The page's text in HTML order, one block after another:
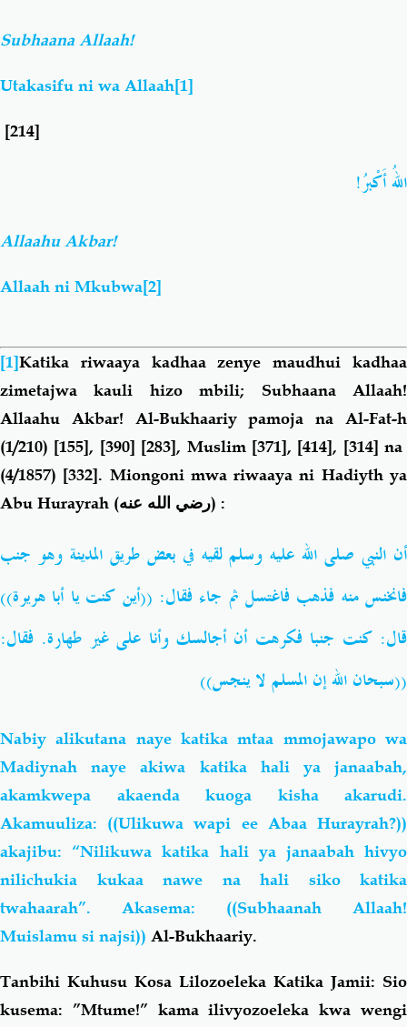
Chemsha Bongo
Mapishi
Subhaana Allaah!
Utakasifu ni wa Allaah[1]
[214]
اللهُ أَكْبرُ!
Allaahu Akbar!
Allaah ni Mkubwa[2]
[1]Katika riwaaya kadhaa zenye maudhui kadhaa
zimetajwa kauli hizo mbili; Subhaana Allaah!
Allaahu Akbar! Al-Bukhaariy pamoja na Al-Fat-h
(1/210) [155], [390] [283], Muslim [371], [414], [314] na
(4/1857) [332]. Miongoni mwa riwaaya ni Hadiyth ya
Abu Hurayrah
(رضي الله عنه) :
أن النبي صلى الله عليه وسلم لقيه في بعض طريق المدينة وهو جنب
فانخنسمنه فذهب فاغتسل ثم جاء فقال: ((أين كنت يا أبا هريرة))
قال:كنت جنبا فكرهت أن أجالسك وأنا على غير طهارة. فقال:
((سبحاناللهإنالمسلملاينجس))
Nabiy alikutana naye katika mtaa mmojawapo wa
Madiynah naye akiwa katika hali ya janaabah,
akamkwepa akaenda kuoga kisha akarudi.
Akamuuliza: ((Ulikuwa wapi ee Abaa Hurayrah?))
akajibu: “Nilikuwa katika hali ya janaabah hivyo
nilichukia kukaa nawe na hali siko katika
twahaarah”. Akasema: ((Subhaanah Allaah!
Muislamu si najsi)) Al-Bukhaariy.
Tanbihi Kuhusu Kosa Lilozoeleka Katika Jamii: Sio
kusema: ”Mtume!” kama ilivyozoeleka kwa wengi